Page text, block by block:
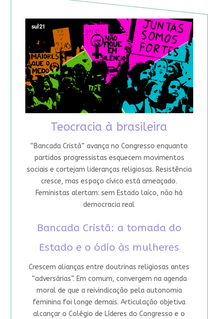
Teocracia à brasileira
“Bancada Cristã” avança no Congresso enquanto
partidos progressistas esquecem movimentos
sociais e cortejam lideranças religiosas. Resistência
cresce, mas espaço cívico está ameaçado.
Feministas alertam: sem Estado laico, não há
democracia real
Bancada Cristã: a tomada do
Estado e o ódio às mulheres
Crescem alianças entre doutrinas religiosas antes
“adversárias”. Em comum, convergem na agenda
moral de que a reivindicação pela autonomia
feminina foi longe demais. Articulação objetiva
alcançar o Colégio de Líderes do Congresso e o